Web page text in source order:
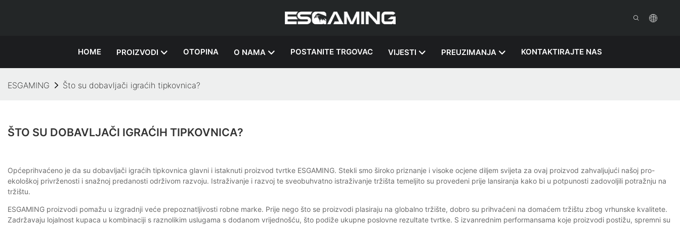
HOME PROIZVODI OTOPINA O NAMA POSTANITE TRGOVAC VIJESTI PREUZIMANJA KONTAKTIRAJTE NAS
ESGAMING Što su dobavljači igraćih tipkovnica?
ŠTO SU DOBAVLJAČI IGRAĆIH TIPKOVNICA?
Općeprihvaćeno je da su dobavljači igraćih tipkovnica glavni i istaknuti proizvod tvrtke ESGAMING. Stekli smo široko priznanje i visoke ocjene diljem svijeta za ovaj proizvod zahvaljujući našoj pro-
ekološkoj privrženosti i snažnoj predanosti održivom razvoju. Istraživanje i razvoj te sveobuhvatno istraživanje tržišta temeljito su provedeni prije lansiranja kako bi u potpunosti zadovoljili potražnju na
tržištu.
ESGAMING proizvodi pomažu u izgradnji veće prepoznatljivosti robne marke. Prije nego što se proizvodi plasiraju na globalno tržište, dobro su prihvaćeni na domaćem tržištu zbog vrhunske kvalitete.
Zadržavaju lojalnost kupaca u kombinaciji s raznolikim uslugama s dodanom vrijednošću, što podiže ukupne poslovne rezultate tvrtke. S izvanrednim performansama koje proizvodi postižu, spremni su